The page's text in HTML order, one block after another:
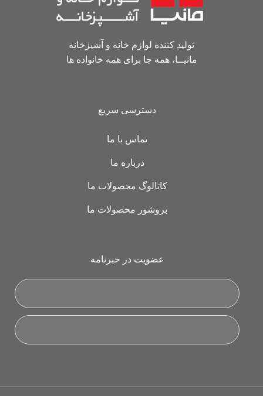
تولید کننده لوازم خانه و آشپزخانه
مانیــا، همه جا برای همه خانواده ها
دسترسی سریع
تماس با ما
درباره ما
کاتالوگ محصولات ما
بروشور محصولات ما
عضویت در خبرنامه